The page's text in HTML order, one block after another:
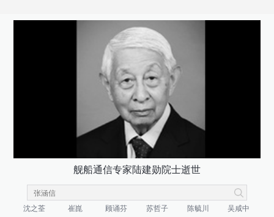
舰船通信专家陆建勋院士逝世
沈之荃 崔崑 顾诵芬 苏哲子 陈毓川
吴咸中